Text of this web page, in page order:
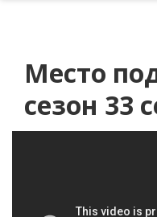
Место
сезон 33